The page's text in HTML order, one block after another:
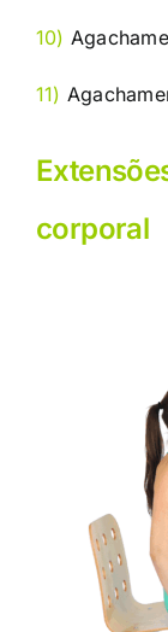
10)
11)
corporal